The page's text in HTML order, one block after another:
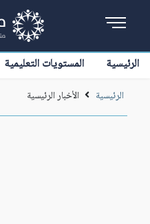
الرئيسية المستويات التعليمية
الرئيسية الأخبار الرئيسية